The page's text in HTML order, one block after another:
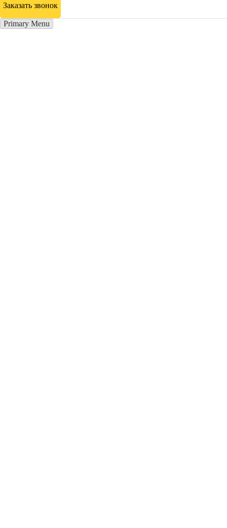
Заказать звонок
Primary Menu